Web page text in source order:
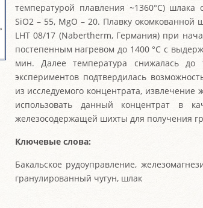
температурой плавления ~1360°С) шлака
SiO2 – 55, MgO – 20. Плавку
LHT 08/17 (Nabertherm, Германия) при
постепенным нагревом до 1400 °С с
мин. Далее температура снижалась до
экспериментов подтвердилась
из исследуемого концентрата, извлечение
использовать данный концентрат в
железосодержащей шихты для получения
Ключевые слова:
Бакальское рудоуправление,
гранулированный чугун, шлак